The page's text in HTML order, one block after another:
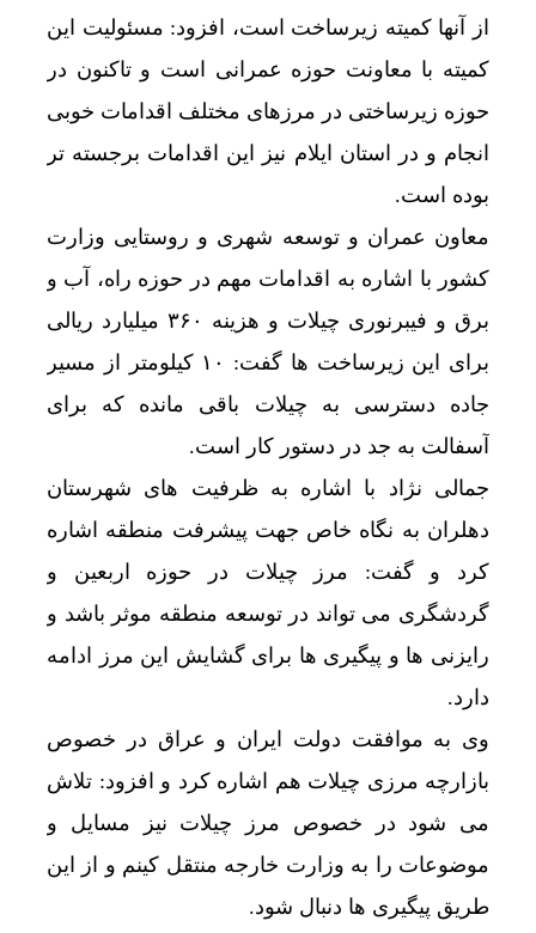
از آنها کمیته زیرساخت است، افزود: مسئولیت این
کمیته با معاونت حوزه عمرانی است و تاکنون در
حوزه زیرساختی در مرزهای مختلف اقدامات خوبی
انجام و در استان ایلام نیز این اقدامات برجسته تر
بوده است.
معاون عمران و توسعه شهری و روستایی وزارت
کشور با اشاره به اقدامات مهم در حوزه راه، آب و
برق و فیبرنوری چیلات و هزینه ۳۶۰ میلیارد ریالی
برای این زیرساخت ها گفت: ۱۰ کیلومتر از مسیر
جاده دسترسی به چیلات باقی مانده که برای
آسفالت به جد در دستور کار است.
جمالی نژاد با اشاره به ظرفیت های شهرستان
دهلران به نگاه خاص جهت پیشرفت منطقه اشاره
کرد و گفت: مرز چیلات در حوزه اربعین و
گردشگری می تواند در توسعه منطقه موثر باشد و
رایزنی ها و پیگیری ها برای گشایش این مرز ادامه
دارد.
وی به موافقت دولت ایران و عراق در خصوص
بازارچه مرزی چیلات هم اشاره کرد و افزود: تلاش
می شود در خصوص مرز چیلات نیز مسایل و
موضوعات را به وزارت خارجه منتقل کینم و از این
طریق پیگیری ها دنبال شود.